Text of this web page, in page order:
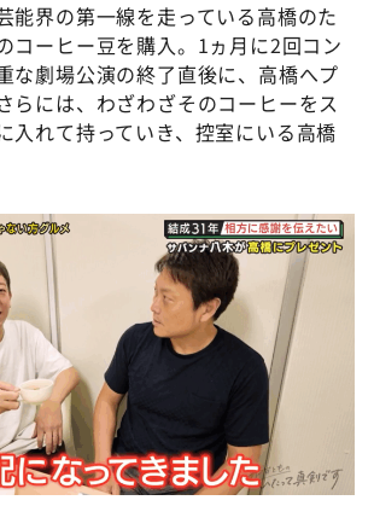
能界の第一線を走っている高橋のた
コーヒー豆を購入。1ヵ月に2回コン
な劇場公演の終了直後に、高橋へプ
らには、わざわざそのコーヒーをス
入れて持っていき、控室にいる高橋